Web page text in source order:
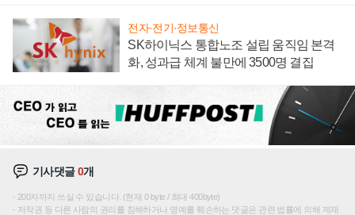
전자·전기·정보통신
SK하이닉스 통합노조 설립 움직임 본격
화, 성과급 체계 불만에 3500명 결집
기사댓글0개
200자까지 쓰실 수 있습니다. (현재 0 byte / 최대 400byte)
저작권 등 다른 사람의 권리를 침해하거나 명예를 훼손하는 댓글은 관련 법률에 의해 제재